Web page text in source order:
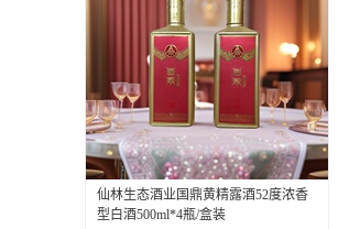
仙林生态酒业国鼎黄精露酒52度浓香
型白酒500ml*4瓶/盒装